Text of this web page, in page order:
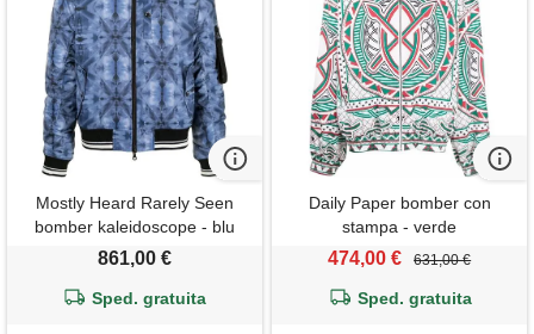
Mostly Heard Rarely Seen
bomber kaleidoscope - blu
861,00 €
Sped. gratuita
Daily Paper bomber con
stampa - verde
474,00 € 631,00 €
Sped. gratuita